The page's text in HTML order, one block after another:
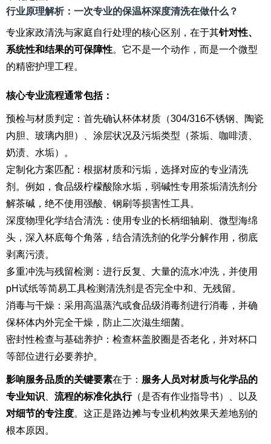
行业原理解析：一次专业的保温杯深度清洗在做什么？
专业家政清洗与家庭自行处理的核心区别，在于其针对性、
系统性和结果的可保障性。它不是一个动作，而是一个微型
的精密护理工程。
核心专业流程通常包括：
预检与材质判定：首先确认杯体材质（304/316不锈钢、陶瓷
内胆、玻璃内胆）、涂层状况及污垢类型（茶垢、咖啡渍、
奶渍、水垢）。
定制化方案匹配：根据材质和污垢，选择对应的专业清洗
剂。例如，食品级柠檬酸除水垢，弱碱性专用茶垢清洗剂分
解茶碱，绝不使用强酸、钢刷等损害性工具。
深度物理化学结合清洗：使用专业的长柄细轴刷、微型海绵
头，深入杯底每个角落，结合清洗剂的化学分解作用，彻底
剥离污渍。
多重冲洗与残留检测：进行反复、大量的流水冲洗，并使用
pH试纸等简易工具检测清洗剂是否完全中和、无残留。
消毒与干燥：采用高温蒸汽或食品级消毒剂进行消毒，并确
保杯体内外完全干燥，防止二次滋生细菌。
密封性检查与基础养护：检查杯盖胶圈是否老化，并对杯口
等部位进行必要养护。
影响服务品质的关键要素在于： 服务人员对材质与化学品的
专业知识
流程的标准化执行（是否有作业指导书）、以及
对细节的专注度。这正是路边摊与专业机构效果天差地别的
根本原因。